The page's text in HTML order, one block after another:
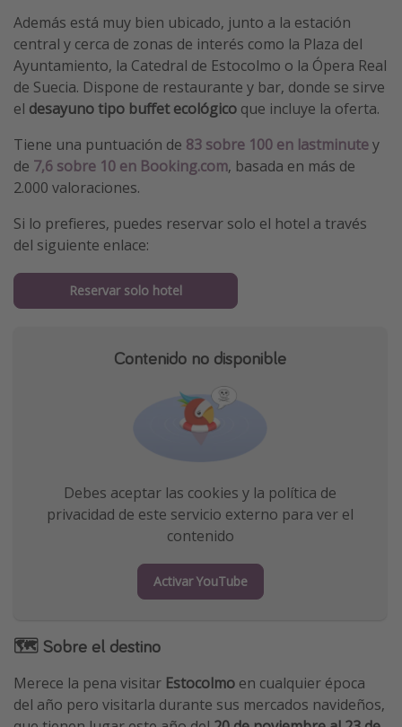
Además está muy bien ubicado, junto a la estación
central y cerca de zonas de interés como la Plaza del
Ayuntamiento, la Catedral de Estocolmo o la Ópera Real
de Suecia. Dispone de restaurante y bar, donde se sirve
el desayuno tipo buffet ecológico que incluye la oferta.
Tiene una puntuación de 83 sobre 100 en lastminutey
de 7,6 sobre 10 en Booking.com, basada en más de
2.000 valoraciones.
Si lo prefieres, puedes reservar solo el hotel a través
del siguiente enlace:
Reservar solo hotel
Contenido no disponible
Debes aceptar las cookies y la política de
privacidad de este servicio externo para ver el
contenido
Activar YouTube
🗺 Sobre el destino
Merece la pena visitar Estocolmo en cualquier época
del año pero visitarla durante sus mercados navideños,